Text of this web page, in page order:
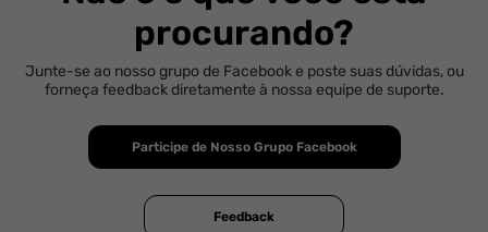
procurando?
Junte-se ao nosso grupo de Facebook e poste suas dúvidas, ou
forneça feedback diretamente à nossa equipe de suporte.
Participe de Nosso Grupo Facebook
Feedback